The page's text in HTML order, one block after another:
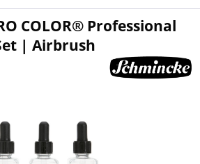
COLOR® Professional
| Airbrush